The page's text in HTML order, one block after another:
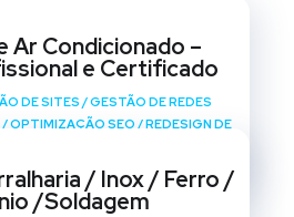
Ar Condicionado –
e Certificado
DE SITES /GESTÃO DE REDES
/OPTIMIZAÇÃO SEO /REDESIGN DE
/ Inox / Ferro /
/Soldagem